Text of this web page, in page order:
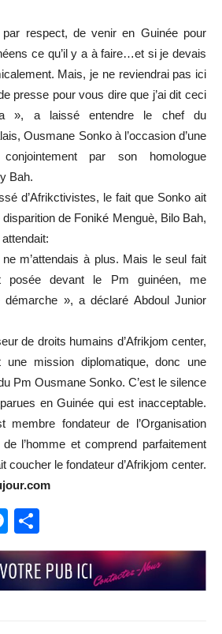
respect, de venir en Guinée pour
ce qu’il y a à faire…et si je devais
Mais, je ne reviendrai pas ici
presse pour vous dire que j’ai dit ceci
», a laissé entendre le chef du
Ousmane Sonko à l’occasion d’une
par son homologue
Bah.
d’Afrikctivistes, le fait que Sonko ait
de Foniké Menguè, Bilo Bah,
m’attendais à plus. Mais le seul fait
posée devant le Pm guinéen, me
démarche », a déclaré Abdoul Junior
de droits humains d’Afrikjom center,
une mission diplomatique, donc une
Pm Ousmane Sonko. C’est le silence
en Guinée qui est inacceptable.
fondateur de l’Organisation
l’homme et comprend parfaitement
coucher le fondateur d’Afrikjom center.
Messenger